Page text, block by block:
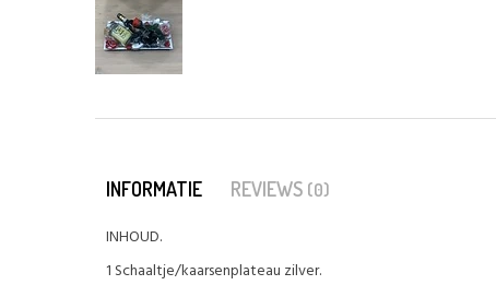
INFORMATIE REVIEWS (0)
INHOUD.
1 Schaaltje/kaarsenplateau zilver.